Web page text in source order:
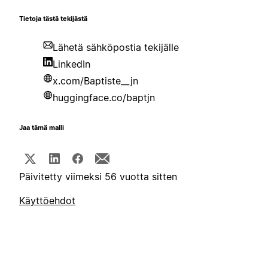
Tietoja tästä tekijästä
Lähetä sähköpostia tekijälle
LinkedIn
x.com/Baptiste__jn
huggingface.co/baptjn
Jaa tämä malli
Päivitetty viimeksi 56 vuotta sitten
Käyttöehdot